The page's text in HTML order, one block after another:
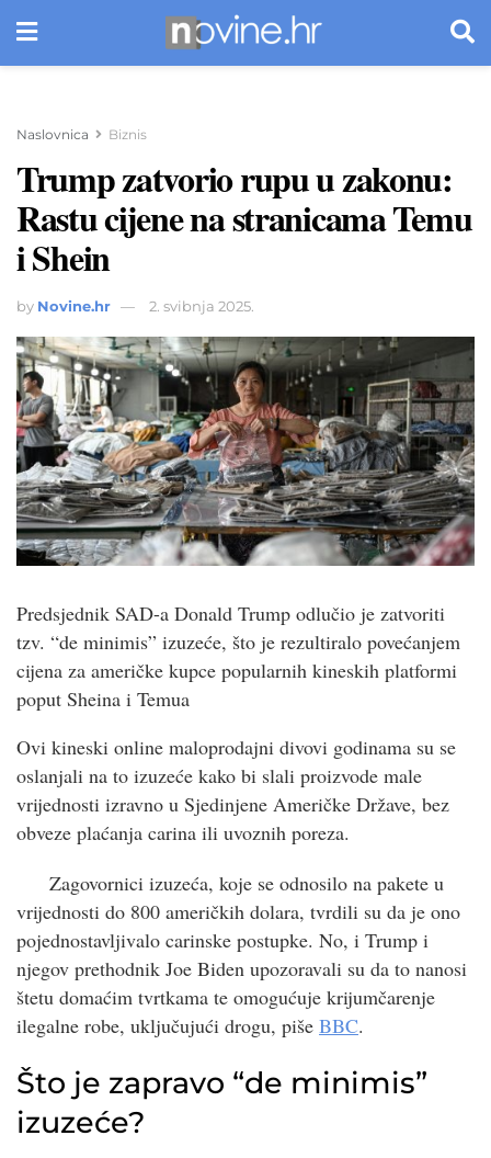
Naslovnica Biznis
Trump zatvorio rupu u zakonu:
Rastu cijene na stranicama Temu
i Shein
by Novine.hr 2. svibnja 2025.
Predsjednik SAD-a Donald Trump odlučio je zatvoriti
tzv. “de minimis” izuzeće, što je rezultiralo povećanjem
cijena za američke kupce popularnih kineskih platformi
poput Sheina i Temua
Ovi kineski online maloprodajni divovi godinama su se
oslanjali na to izuzeće kako bi slali proizvode male
vrijednosti izravno u Sjedinjene Američke Države, bez
obveze plaćanja carina ili uvoznih poreza.
Zagovornici izuzeća, koje se odnosilo na pakete u
vrijednosti do 800 američkih dolara, tvrdili su da je ono
pojednostavljivalo carinske postupke. No, i Trump i
njegov prethodnik Joe Biden upozoravali su da to nanosi
štetu domaćim tvrtkama te omogućuje krijumčarenje
ilegalne robe, uključujući drogu, piše BBC.
Što je zapravo “de minimis”
izuzeće?